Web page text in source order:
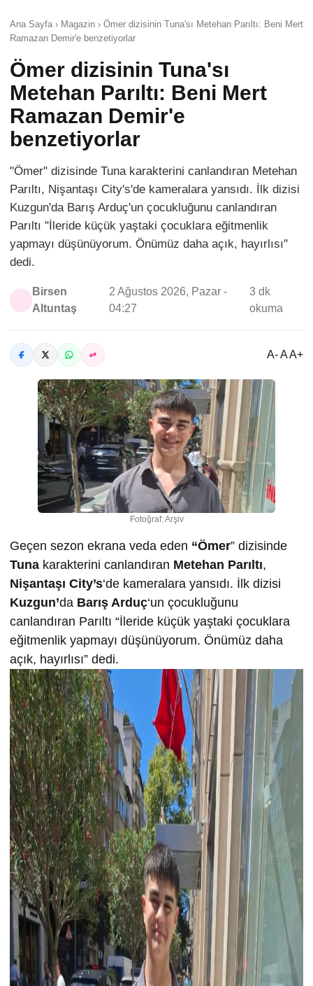
Ana Sayfa › Magazin › Ömer dizisinin Tuna'sı Metehan Parıltı: Beni Mert
Ramazan Demir'e benzetiyorlar
Ömer dizisinin Tuna'sı
Metehan Parıltı: Beni Mert
Ramazan Demir'e
benzetiyorlar
"Ömer" dizisinde Tuna karakterini canlandıran Metehan
Parıltı, Nişantaşı City's'de kameralara yansıdı. İlk dizisi
Kuzgun'da Barış Arduç'un çocukluğunu canlandıran
Parıltı "İleride küçük yaştaki çocuklara eğitmenlik
yapmayı düşünüyorum. Önümüz daha açık, hayırlısı"
dedi.
Birsen
Altuntaş
2 Ağustos 2026, Pazar -
04:27
3 dk
okuma
A- A A+
Fotoğraf: Arşiv
Geçen sezon ekrana veda eden “Ömer” dizisinde
Tuna karakterini canlandıran Metehan Parıltı,
Nişantaşı City’s‘de kameralara yansıdı. İlk dizisi
Kuzgun’da Barış Arduç‘un çocukluğunu
canlandıran Parıltı “İleride küçük yaştaki çocuklara
eğitmenlik yapmayı düşünüyorum. Önümüz daha
açık, hayırlısı” dedi.